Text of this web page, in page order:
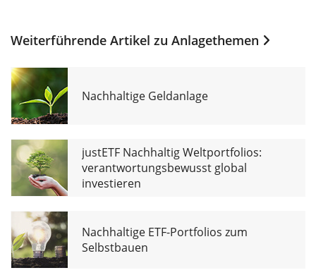
Weiterführende Artikel zu Anlagethemen
Nachhaltige Geldanlage
justETF Nachhaltig Weltportfolios:
verantwortungsbewusst global
investieren
Nachhaltige ETF-Portfolios zum
Selbstbauen